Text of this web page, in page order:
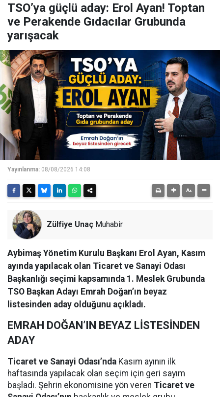
TSO’ya güçlü aday: Erol Ayan! Toptan
ve Perakende Gıdacılar Grubunda
yarışacak
Yayınlanma: 08/08/2026 14:08
Zülfiye Unaç Muhabir
Aybimaş Yönetim Kurulu Başkanı Erol Ayan, Kasım
ayında yapılacak olan Ticaret ve Sanayi Odası
Başkanlığı seçimi kapsamında 1. Meslek Grubunda
TSO Başkan Adayı Emrah Doğan’ın beyaz
listesinden aday olduğunu açıkladı.
EMRAH DOĞAN’IN BEYAZ LİSTESİNDEN
ADAY
Ticaret ve Sanayi Odası’nda Kasım ayının ilk
haftasında yapılacak olan seçim için geri sayım
başladı. Şehrin ekonomisine yön veren Ticaret ve